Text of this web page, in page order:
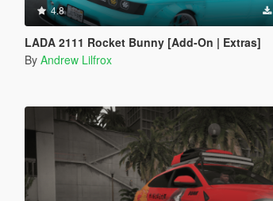
4.8
LADA 2111 Rocket Bunny [Add-On | Extras]
By Andrew Lilfrox